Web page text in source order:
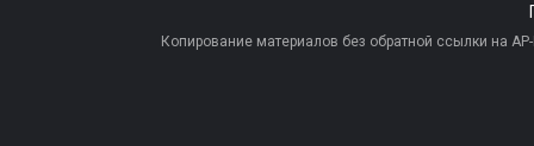
Копирование материалов без обратной ссылки на